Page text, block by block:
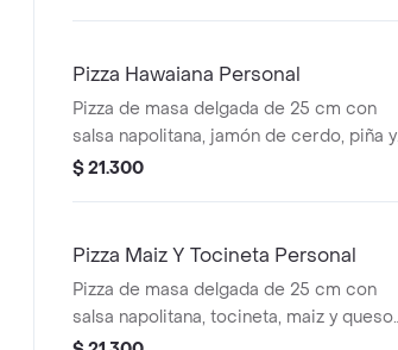
Pizza Hawaiana Personal
Pizza de masa delgada de 25 cm con
salsa napolitana, jamón de cerdo, piña y
queso mozzarella.
$ 21.300
Pizza Maiz Y Tocineta Personal
Pizza de masa delgada de 25 cm con
salsa napolitana, tocineta, maiz y queso
mozzarella.